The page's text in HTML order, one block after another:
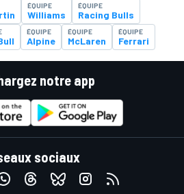
ÉQUIPE
Williams
ÉQUIPE
Racing Bulls
ÉQUIPE
Alpine
ÉQUIPE
McLaren
ÉQUIPE
Ferrari
notre app
sociaux